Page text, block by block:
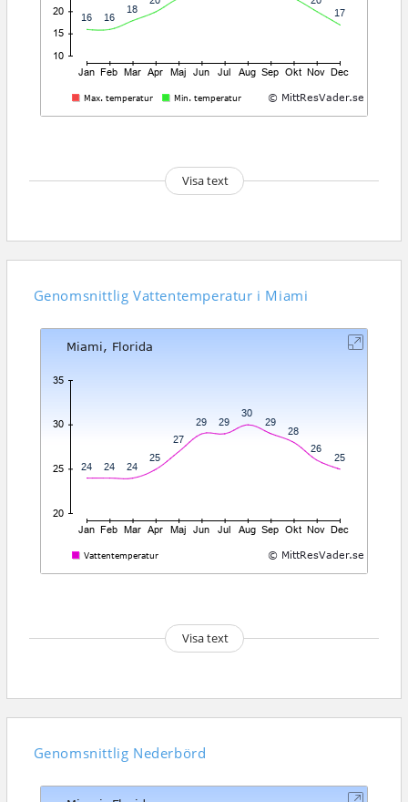
Visa text
Genomsnittlig Vattentemperatur i Miami
Visa text
Genomsnittlig Nederbörd